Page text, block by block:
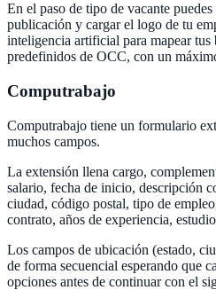
En el paso de tipo de vacante
publicación y cargar el logo de tu
inteligencia artificial para mapear
predefinidos de OCC, con un
Computrabajo
Computrabajo tiene un formulario
muchos campos.
La extensión llena cargo,
salario, fecha de inicio, descripción
ciudad, código postal, tipo de
contrato, años de experiencia,
Los campos de ubicación (estado,
de forma secuencial esperando que
opciones antes de continuar con el